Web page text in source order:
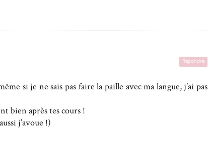
Répondre
si je ne sais pas faire la paille avec ma langue, j’ai pas
bien après tes cours !
j’avoue !)